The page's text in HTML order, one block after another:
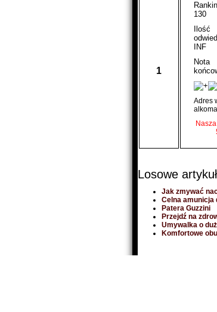
1
130
Ilość
INF
Nota
Adres
Losowe
Jak zmywać
Celna amunicja
Patera Guzzini
Przejdź na
Umywalka o
Komfortowe